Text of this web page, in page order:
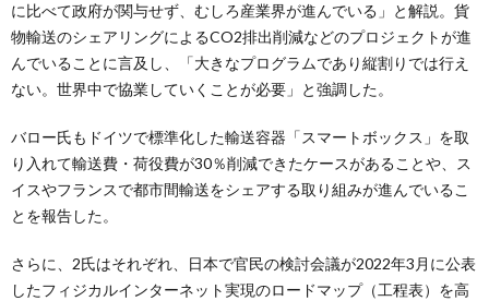
に比べて政府が関与せず、むしろ産業界が進んでいる」と解説。貨
物輸送のシェアリングによるCO2排出削減などのプロジェクトが進
んでいることに言及し、「大きなプログラムであり縦割りでは行え
ない。世界中で協業していくことが必要」と強調した。
バロー氏もドイツで標準化した輸送容器「スマートボックス」を取
り入れて輸送費・荷役費が30％削減できたケースがあることや、ス
イスやフランスで都市間輸送をシェアする取り組みが進んでいるこ
とを報告した。
さらに、2氏はそれぞれ、日本で官民の検討会議が2022年3月に公表
したフィジカルインターネット実現のロードマップ（工程表）を高